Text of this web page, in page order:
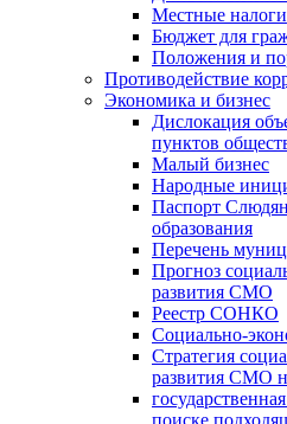
Местные налоги
Бюджет для
Положения и
Противодействие
Экономика и бизнес
Дислокация
пунктов
Малый бизнес
Народные
Паспорт
образования
Перечень
Прогноз
развития СМО
Реестр СОНКО
Социально-
Стратегия
развития СМО